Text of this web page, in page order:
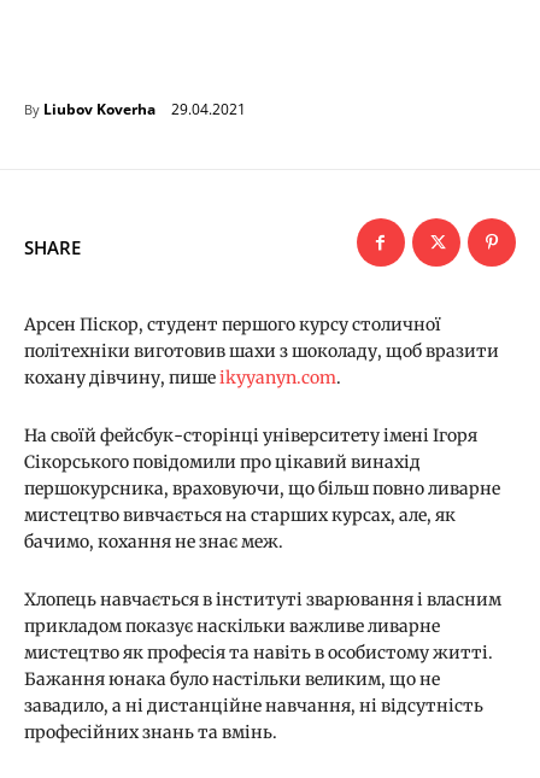
By Liubov Koverha 29.04.2021
SHARE
Арсен Піскор, студент першого курсу столичної
політехніки виготовив шахи з шоколаду, щоб вразити
кохану дівчину, пишеikyyanyn.com.
На своїй фейсбук-сторінці університету імені Ігоря
Сікорського повідомили про цікавий винахід
першокурсника, враховуючи, що більш повно ливарне
мистецтво вивчається на старших курсах, але, як
бачимо, кохання не знає меж.
Хлопець навчається в інституті зварювання і власним
прикладом показує наскільки важливе ливарне
мистецтво як професія та навіть в особистому житті.
Бажання юнака було настільки великим, що не
завадило, а ні дистанційне навчання, ні відсутність
професійних знань та вмінь.